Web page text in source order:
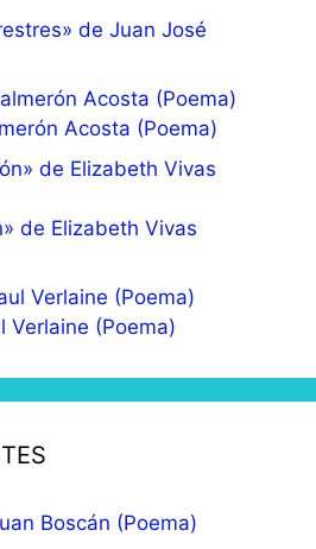
de Juan José
Acosta (Poema)
de Elizabeth Vivas
Verlaine (Poema)
Boscán (Poema)